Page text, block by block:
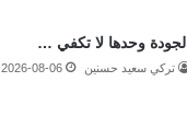
الجودة وحدها لا تكفي …
تركي سعيد حسنين 2026-08-06